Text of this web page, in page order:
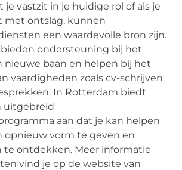
je vastzit in je huidige rol of als je
met ontslag, kunnen
een waardevolle bron zijn.
ondersteuning bij het
nieuwe baan en helpen bij het
vaardigheden zoals cv-schrijven
In Rotterdam biedt
uitgebreid
aan dat je kan helpen
opnieuw vorm te geven en
te ontdekken. Meer informatie
vind je op de website van